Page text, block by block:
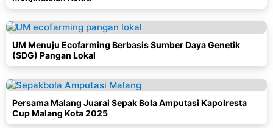
UM Menuju Ecofarming Berbasis Sumber Daya Genetik
(SDG) Pangan Lokal
Persama Malang Juarai Sepak Bola Amputasi Kapolresta
Cup Malang Kota 2025